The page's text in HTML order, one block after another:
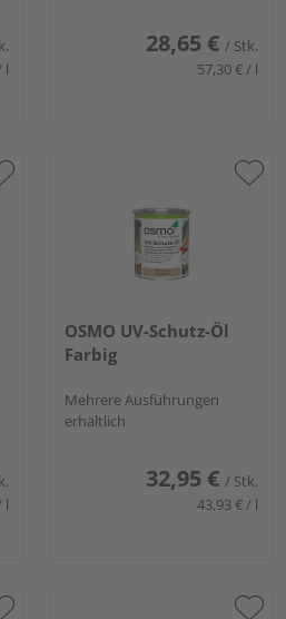
l
28,65 € / Stk.
57,30 € / l
l
OSMO UV-Schutz-Öl
Farbig
Mehrere Ausführungen
erhältlich
32,95 € / Stk.
43,93 € / l